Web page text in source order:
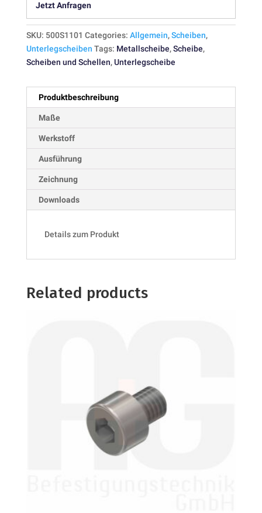
Jetzt Anfragen
SKU: 500S1101 Categories: Allgemein,Scheiben,
Unterlegscheiben Tags: Metallscheibe,Scheibe,
Scheiben und Schellen,Unterlegscheibe
Produktbeschreibung
Maße
Werkstoff
Ausführung
Zeichnung
Downloads
Details zum Produkt
Related products